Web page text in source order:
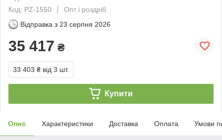
Код: PZ-1550
Опт і роздріб
Відправка з 23 серпня 2026
35 417 ₴
33 403 ₴ від 3 шт.
Купити
Опис Характеристики Доставка Оплата Умови